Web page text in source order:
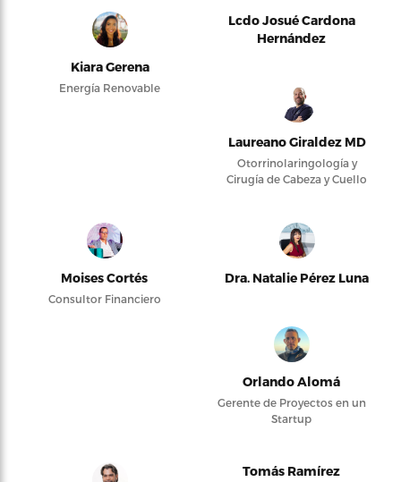
Kiara Gerena
Energía Renovable
Lcdo Josué Cardona
Hernández
Laureano Giraldez MD
Otorrinolaringología y
Cirugía de Cabeza y Cuello
Moises Cortés
Consultor Financiero
Dra. Natalie Pérez Luna
Orlando Alomá
Gerente de Proyectos en un
Startup
Tomás Ramírez